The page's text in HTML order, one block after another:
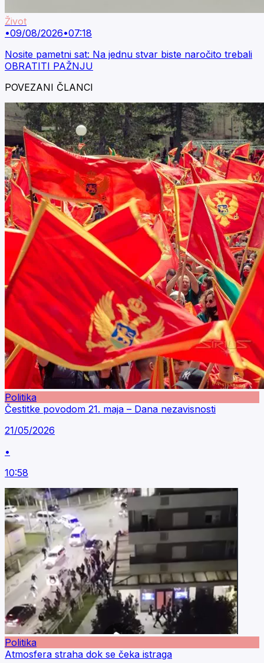
Život
•09/08/2026•07:18
Nosite pametni sat: Na jednu stvar biste naročito trebali
OBRATITI PAŽNJU
POVEZANI ČLANCI
Politika
Čestitke povodom 21. maja – Dana nezavisnosti
21/05/2026
•
10:58
Politika
Atmosfera straha dok se čeka istraga